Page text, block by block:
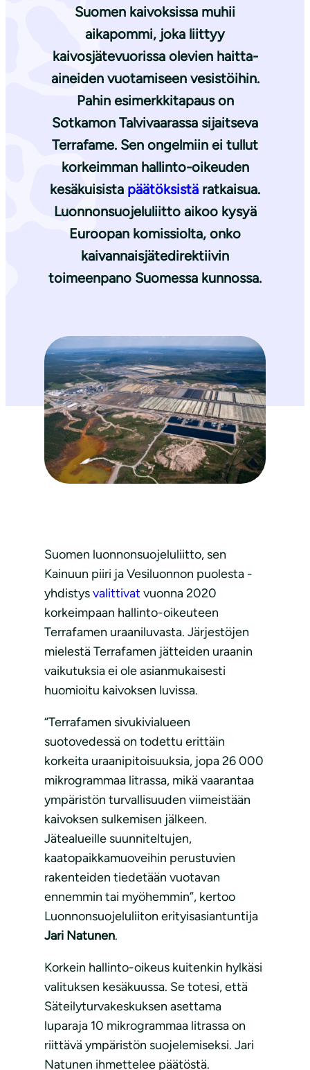
Suomen kaivoksissa muhii
aikapommi, joka liittyy
kaivosjätevuorissa olevien haitta-
aineiden vuotamiseen vesistöihin.
Pahin esimerkkitapaus on
Sotkamon Talvivaarassa sijaitseva
Terrafame. Sen ongelmiin ei tullut
korkeimman hallinto-oikeuden
kesäkuisista päätöksistä ratkaisua.
Luonnonsuojeluliitto aikoo kysyä
Euroopan komissiolta, onko
kaivannaisjätedirektiivin
toimeenpano Suomessa kunnossa.
Suomen luonnonsuojeluliitto, sen
Kainuun piiri ja Vesiluonnon puolesta -
yhdistysvalittivat vuonna 2020
korkeimpaan hallinto-oikeuteen
Terrafamen uraaniluvasta. Järjestöjen
mielestä Terrafamen jätteiden uraanin
vaikutuksia ei ole asianmukaisesti
huomioitu kaivoksen luvissa.
“Terrafamen sivukivialueen
suotovedessä on todettu erittäin
korkeita uraanipitoisuuksia, jopa 26 000
mikrogrammaa litrassa, mikä vaarantaa
ympäristön turvallisuuden viimeistään
kaivoksen sulkemisen jälkeen.
Jätealueille suunniteltujen,
kaatopaikkamuoveihin perustuvien
rakenteiden tiedetään vuotavan
ennemmin tai myöhemmin”, kertoo
Luonnonsuojeluliiton erityisasiantuntija
Jari Natunen.
Korkein hallinto-oikeus kuitenkin hylkäsi
valituksen kesäkuussa. Se totesi, että
Säteilyturvakeskuksen asettama
luparaja 10 mikrogrammaa litrassa on
riittävä ympäristön suojelemiseksi. Jari
Natunen ihmettelee päätöstä.